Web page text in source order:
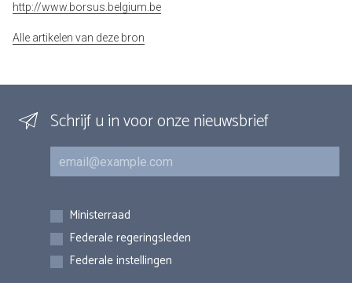
http://www.borsus.belgium.be
Alle artikelen van deze bron
Schrijf u in voor onze nieuwsbrief
E-mail
Inschrijvingen
Ministerraad
Federale regeringsleden
Federale instellingen